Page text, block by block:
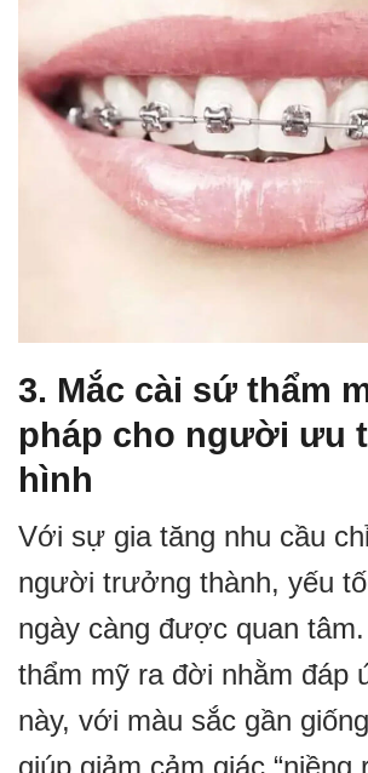
3. Mắc cài sứ thẩm
pháp cho người ưu
hình
Với sự gia tăng nhu cầu
người trưởng thành, yếu
ngày càng được quan
thẩm mỹ ra đời nhằm đáp
này, với màu sắc gần